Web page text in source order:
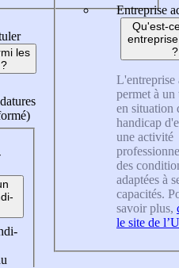
les
Entreprise
Qu'est-
?
L'entreprise
permet à
en situation
handicap
une activité
des
adaptées à
capacités.
savoir plus,
le site de